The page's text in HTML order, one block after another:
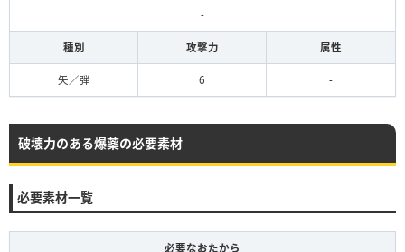
-
種別 攻撃力 属性
矢／弾 6 -
破壊力のある爆薬の必要素材
必要素材一覧
必要なおたから